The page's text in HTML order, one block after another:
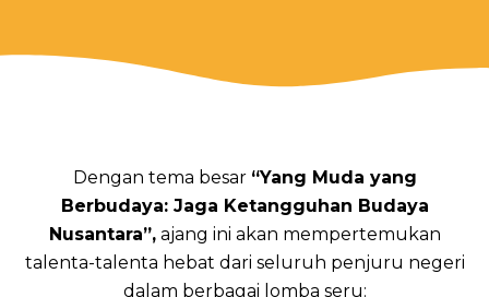
Dengan tema besar “Yang Muda yang
Berbudaya: Jaga Ketangguhan Budaya
Nusantara”,ajang ini akan mempertemukan
talenta-talenta hebat dari seluruh penjuru negeri
dalam berbagai lomba seru: